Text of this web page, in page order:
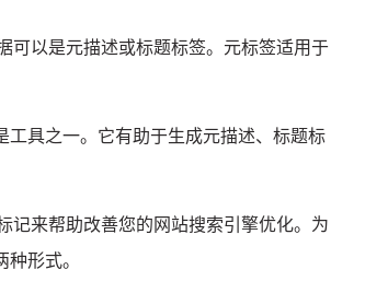
可以是元描述或标题标签。 元标签适用于
工具之一。 它有助于生成元描述、标题标
记来帮助改善您的网站搜索引擎优化。 为
形式。